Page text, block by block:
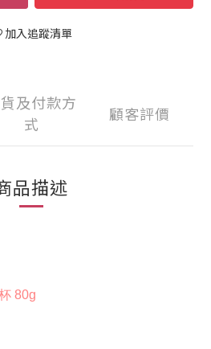
加入追蹤清單
及付款方
式
顧客評價
品描述
80g